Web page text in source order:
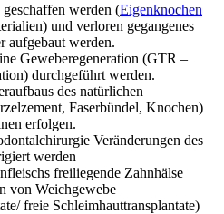
werden (Eigenknochen
und verloren gegangenes
aufgebaut werden.
Geweberegeneration (GTR –
durchgeführt werden.
des natürlichen
Faserbündel, Knochen)
erfolgen.
Veränderungen des
werden
freiliegende Zahnhälse
von Weichgewebe
freie Schleimhauttransplantate)